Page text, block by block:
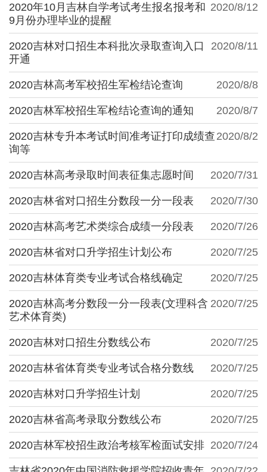
2020/8/12
2020年10月吉林自学考试考生报名报考和
9月份办理毕业的提醒
2020/8/11
2020吉林对口招生本科批次录取查询入口
开通
2020/8/8
2020吉林高考军校招生军检结论查询
2020/8/7
2020吉林军校招生军检结论查询的通知
2020/8/2
2020吉林专升本考试时间准考证打印成绩查
询等
2020/7/31
2020吉林高考录取时间表征集志愿时间
2020/7/30
2020吉林省对口招生分数段一分一段表
2020/7/26
2020吉林高考艺术类综合成绩一分段表
2020/7/25
2020吉林省对口升学招生计划公布
2020/7/25
2020吉林体育类专业考试合格线确定
2020/7/25
2020吉林高考分数段一分一段表(文理科含
艺术体育类)
2020/7/25
2020吉林对口招生分数线公布
2020/7/25
2020吉林省体育类专业考试合格分数线
2020/7/25
2020吉林对口升学招生计划
2020/7/25
2020吉林省高考录取分数线公布
2020/7/24
2020吉林军校招生政治考核军检面试安排